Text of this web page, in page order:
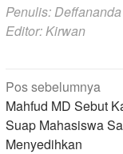
Penulis:
Editor: Kirwan
Navigasi
pos
Pos sebelumnya
Mahfud MD Sebut
Suap Mahasiswa
Menyedihkan